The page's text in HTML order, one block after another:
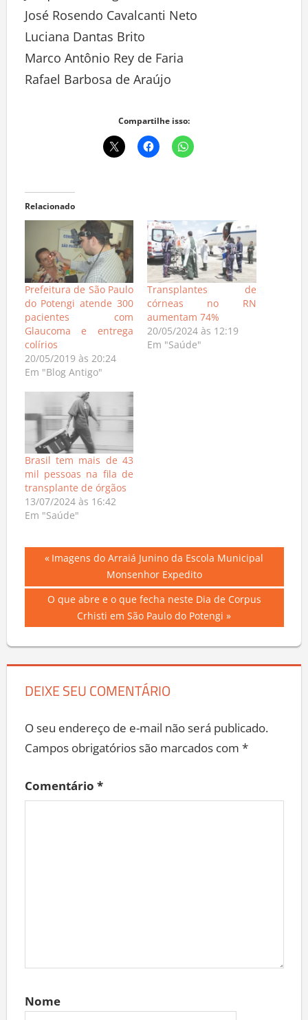
José Rosendo Cavalcanti Neto
Luciana Dantas Brito
Marco Antônio Rey de Faria
Rafael Barbosa de Araújo
Compartilhe isso:
Relacionado
Prefeitura de São Paulo
do Potengi atende 300
pacientes com
Glaucoma e entrega
colírios
20/05/2019 às 20:24
Em "Blog Antigo"
Transplantes de
córneas no RN
aumentam 74%
20/05/2024 às 12:19
Em "Saúde"
Brasil tem mais de 43
mil pessoas na fila de
transplante de órgãos
13/07/2024 às 16:42
Em "Saúde"
Navegação
de
Previous
Imagens do Arraiá Junino da Escola Municipal
Monsenhor Expedito
Next
O que abre e o que fecha neste Dia de Corpus
Crhisti em São Paulo do Potengi
DEIXE SEU COMENTÁRIO
O seu endereço de e-mail não será publicado.
Campos obrigatórios são marcados com *
Comentário *
Nome